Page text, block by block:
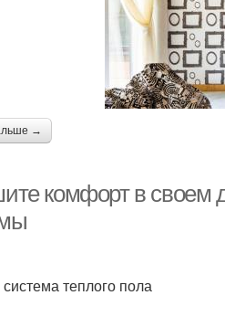
→
комфорт в своем
теплого пола